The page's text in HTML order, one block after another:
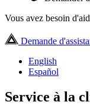
Vous avez besoin
Demande
English
Español
Service à la